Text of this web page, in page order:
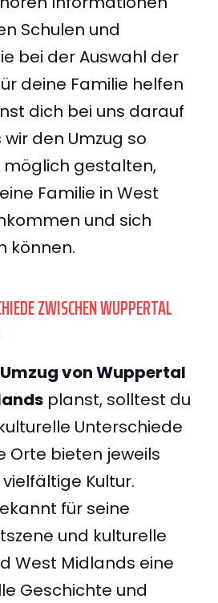
Schulen und
bei der Auswahl der
deine Familie helfen
dich bei uns darauf
den Umzug so
möglich gestalten,
Familie in West
und sich
können.
ZWISCHEN WUPPERTAL
Umzug von Wuppertal
planst, solltest du
Unterschiede
Orte bieten jeweils
Kultur.
für seine
und kulturelle
West Midlands eine
Geschichte und